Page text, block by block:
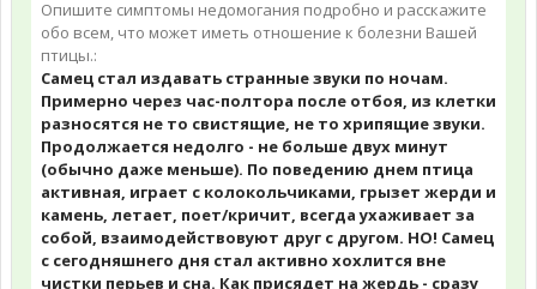
Опишите симптомы недомогания подробно и расскажите
обо всем, что может иметь отношение к болезни Вашей
птицы.:
Самец стал издавать странные звуки по ночам.
Примерно через час-полтора после отбоя, из клетки
разносятся не то свистящие, не то хрипящие звуки.
Продолжается недолго - не больше двух минут
(обычно даже меньше). По поведению днем птица
активная, играет с колокольчиками, грызет жерди и
камень, летает, поет/кричит, всегда ухаживает за
собой, взаимодействовуют друг с другом. НО! Самец
с сегодняшнего дня стал активно хохлится вне
чистки перьев и сна. Как присядет на жердь - сразу